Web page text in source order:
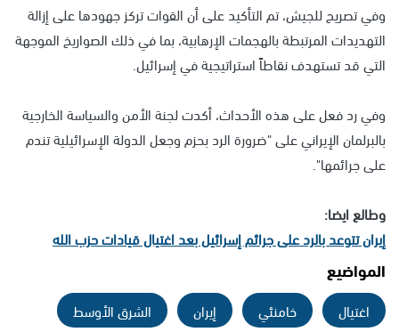
وفي تصريح للجيش، تم التأكيد على أن القوات تركز جهودها على إزالة
التهديدات المرتبطة بالهجمات الإرهابية، بما في ذلك الصواريخ الموجهة
التي قد تستهدف نقاطاً استراتيجية في إسرائيل.
وفي رد فعل على هذه الأحداث، أكدت لجنة الأمن والسياسة الخارجية
بالبرلمان الإيراني على "ضرورة الرد بحزم وجعل الدولة الإسرائيلية تندم
على جرائمها".
وطالع ايضا:
إيران تتوعد بالرد على جرائم إسرائيل بعد اغتيال قيادات حزب الله
المواضيع
اغتيال خامنئي إيران
الشرق الأوسط